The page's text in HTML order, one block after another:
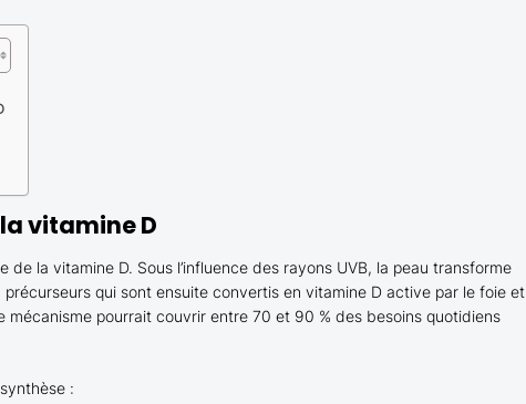
vitamine D
de la vitamine D. Sous l’influence des rayons UVB, la peau transforme
qui sont ensuite convertis en vitamine D active par le foie et
mécanisme pourrait couvrir entre 70 et 90 % des besoins quotidiens
: